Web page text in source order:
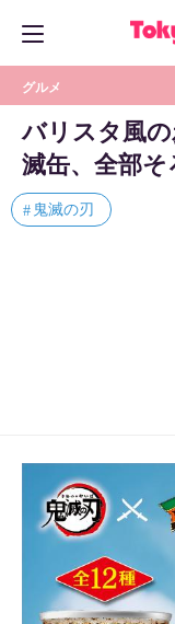
グルメ
バリスタ風
滅缶、全部そ
鬼滅の刃